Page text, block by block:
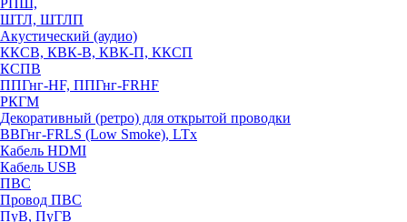
РПШ,
ШТЛ, ШТЛП
Акустический (аудио)
ККСВ, КВК-В, КВК-П, ККСП
КСПВ
ППГнг-HF, ППГнг-FRHF
РКГМ
Декоративный (ретро) для открытой проводки
ВВГнг-FRLS (Low Smoke), LTx
Кабель HDMI
Кабель USB
ПВС
Провод ПВС
ПуВ, ПуГВ